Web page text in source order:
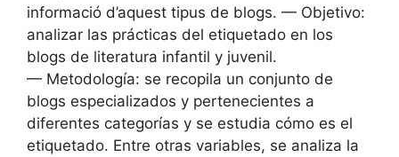
informació d’aquest tipus de blogs. — Objetivo:
analizar las prácticas del etiquetado en los
blogs de literatura infantil y juvenil.
— Metodología: se recopila un conjunto de
blogs especializados y pertenecientes a
diferentes categorías y se estudia cómo es el
etiquetado. Entre otras variables, se analiza la